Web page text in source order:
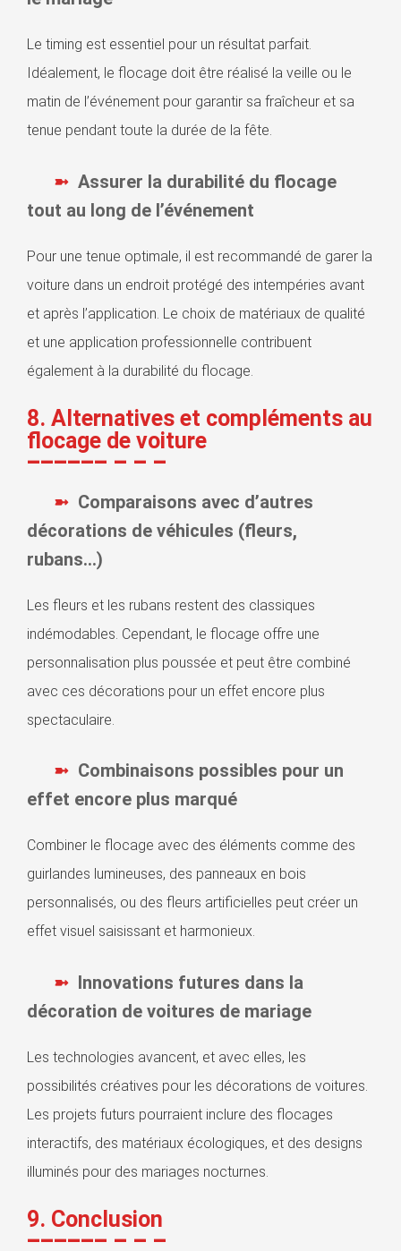
Le timing est essentiel pour un résultat parfait.
Idéalement, le flocage doit être réalisé la veille ou le
matin de l’événement pour garantir sa fraîcheur et sa
tenue pendant toute la durée de la fête.
Assurer la durabilité du flocage
tout au long de l’événement
Pour une tenue optimale, il est recommandé de garer la
voiture dans un endroit protégé des intempéries avant
et après l’application. Le choix de matériaux de qualité
et une application professionnelle contribuent
également à la durabilité du flocage.
8. Alternatives et compléments au
flocage de voiture
Comparaisons avec d’autres
décorations de véhicules (fleurs,
rubans…)
Les fleurs et les rubans restent des classiques
indémodables. Cependant, le flocage offre une
personnalisation plus poussée et peut être combiné
avec ces décorations pour un effet encore plus
spectaculaire.
Combinaisons possibles pour un
effet encore plus marqué
Combiner le flocage avec des éléments comme des
guirlandes lumineuses, des panneaux en bois
personnalisés, ou des fleurs artificielles peut créer un
effet visuel saisissant et harmonieux.
Innovations futures dans la
décoration de voitures de mariage
Les technologies avancent, et avec elles, les
possibilités créatives pour les décorations de voitures.
Les projets futurs pourraient inclure des flocages
interactifs, des matériaux écologiques, et des designs
illuminés pour des mariages nocturnes.
9. Conclusion